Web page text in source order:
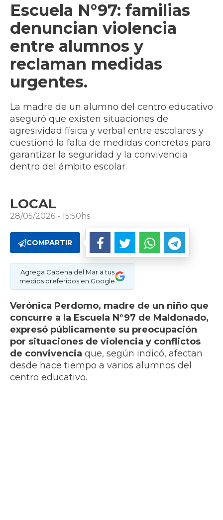
Escuela N°97: familias
denuncian violencia
entre alumnos y
reclaman medidas
urgentes.
La madre de un alumno del centro educativo
aseguró que existen situaciones de
agresividad física y verbal entre escolares y
cuestionó la falta de medidas concretas para
garantizar la seguridad y la convivencia
dentro del ámbito escolar.
LOCAL
28/05/2026 - 15:50hs
COMPARTIR
Agrega Cadena del Mar a tus
medios preferidos en Google
Verónica Perdomo, madre de un niño que
concurre a la Escuela N°97 de Maldonado,
expresó públicamente su preocupación
por situaciones de violencia y conflictos
de convivencia que, según indicó, afectan
desde hace tiempo a varios alumnos del
centro educativo.